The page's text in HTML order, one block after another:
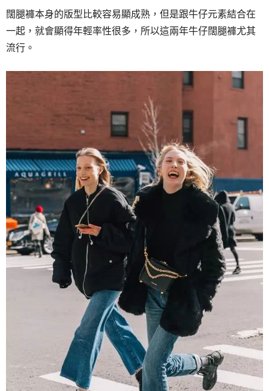
闊腿褲本身的版型比較容易顯成熟，但是跟牛仔元素結合在
一起，就會顯得年輕率性很多，所以這兩年牛仔闊腿褲尤其
流行。